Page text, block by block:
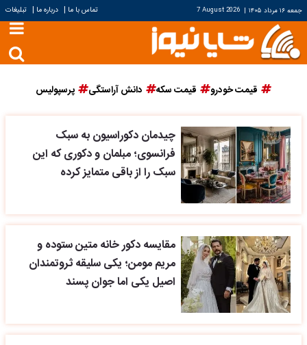
جمعه ۱۶ مرداد ۱۴۰۵ |
7 August 2026 تماس با ما | درباره ما | تبلیغات
قیمت خودرو قیمت سکه دانش آراستگی پرسپولیس
چیدمان دکوراسیون به سبک
فرانسوی؛ مبلمان و دکوری که این
سبک را از باقی متمایز کرده
مقایسه دکور خانه متین ستوده و
مریم مومن؛ یکی سلیقه ثروتمندان
اصیل یکی اما جوان پسند